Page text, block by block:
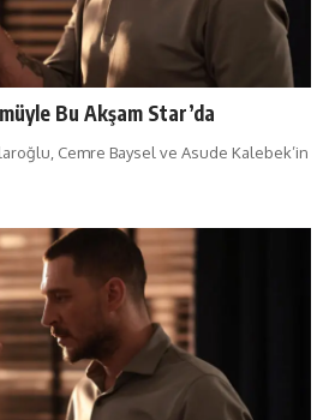
Bu Akşam Star’da
Cemre Baysel ve Asude Kalebek’in